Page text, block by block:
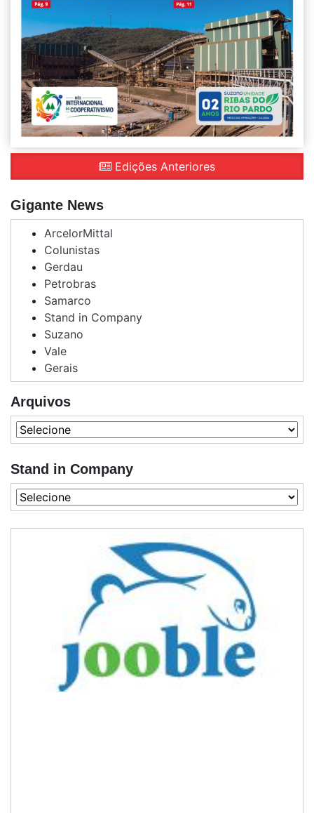
Edições Anteriores
Gigante News
ArcelorMittal
Colunistas
Gerdau
Petrobras
Samarco
Stand in Company
Suzano
Vale
Gerais
Arquivos
Stand in Company